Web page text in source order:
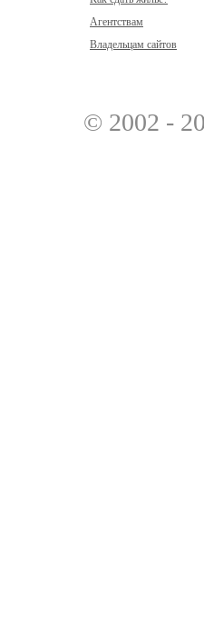
Агентствам
Владельцам сайтов
© 2002 -